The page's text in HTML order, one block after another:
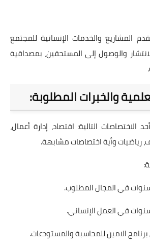
المشاريع والخدمات الإنسانية للمجتمع
والوصول إلى المستحقين، بمصداقية
والخبرات المطلوبة:
التالية: اقتصاد، إدارة أعمال،
رياضيات وأية اختصاصات مشابهة.
في المجال المطلوب.
في العمل الإنساني.
الامين للمحاسبة والمستودعات.